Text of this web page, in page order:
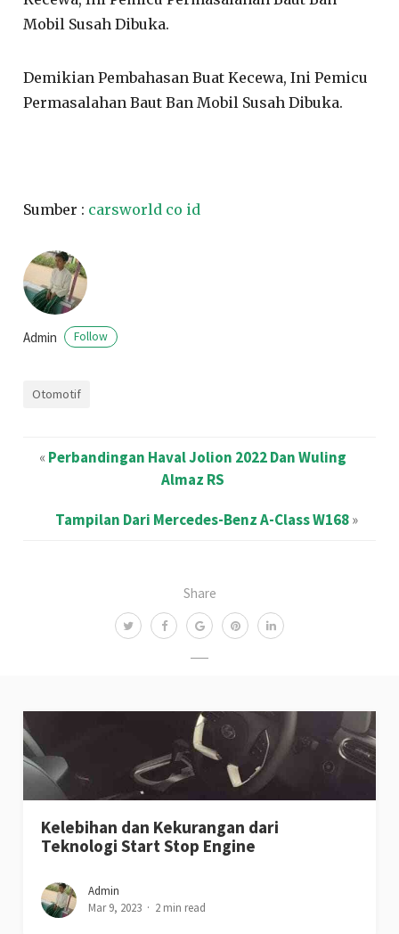
Share
Mobil Susah Dibuka.
Demikian Pembahasan Buat Kecewa, Ini Pemicu
Permasalahan Baut Ban Mobil Susah Dibuka.
Sumber : carsworld co id
Admin Follow
Otomotif
«Perbandingan Haval Jolion 2022 Dan Wuling
Almaz RS
Tampilan Dari Mercedes-Benz A-Class W168»
Kelebihan dan Kekurangan dari
Teknologi Start Stop Engine
Admin
Mar 9, 2023
2 min read